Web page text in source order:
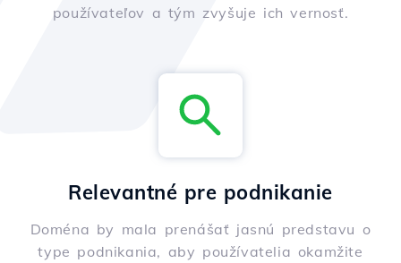
používateľov a tým zvyšuje ich vernosť.
Relevantné pre podnikanie
Doména by mala prenášať jasnú predstavu o
type podnikania, aby používatelia okamžite